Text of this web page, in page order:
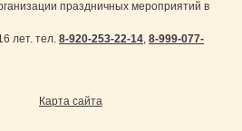
праздничных мероприятий в
лет. тел. 8-920-253-22-14, 8-999-077-
Карта сайта